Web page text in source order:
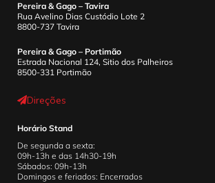
Pereira & Gago – Tavira
Rua Avelino Dias Custódio Lote 2
8800-737 Tavira
Pereira & Gago – Portimão
Estrada Nacional 124, Sitio dos Palheiros
8500-331 Portimão
Direções
Horário Stand
De segunda a sexta:
09h-13h e das 14h30-19h
Sábados: 09h-13h
Domingos e feriados: Encerrados